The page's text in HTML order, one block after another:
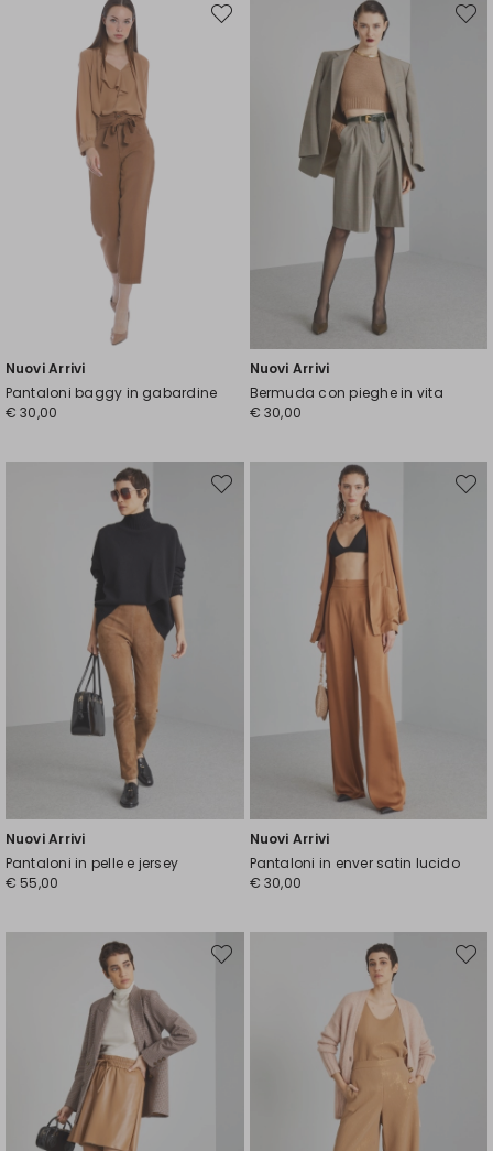
Nuovi Arrivi
Pantaloni baggy in gabardine
€ 30,00
Sposta
Nuovi Arrivi
Bermuda con pieghe in vita
€ 30,00
Nuovi Arrivi
Pantaloni in pelle e jersey
€ 55,00
Sposta
Nuovi Arrivi
Pantaloni in enver satin lucido
€ 30,00
Sposta